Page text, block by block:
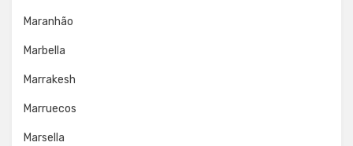
Maranhão
Marbella
Marrakesh
Marruecos
Marsella